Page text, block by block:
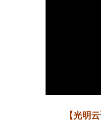
【光明